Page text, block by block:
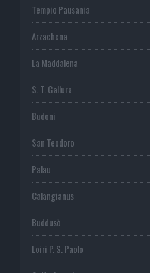
Tempio Pausania
Arzachena
La Maddalena
S. T. Gallura
Budoni
San Teodoro
Palau
Calangianus
Buddusò
Loiri P. S. Paolo